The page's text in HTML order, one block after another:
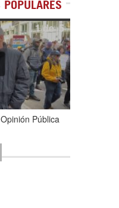
POPULARES
1de5
Pública